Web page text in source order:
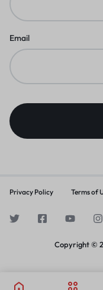
Email
Privacy Policy Terms of
Copyright ©